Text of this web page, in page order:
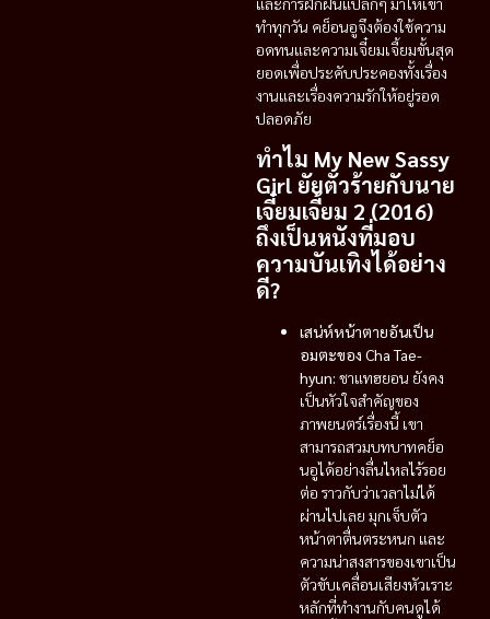
ทำทุกวัน คย็อนอูจึงต้องใช้ความ
อดทนและความเจี๋ยมเจี้ยมขั้นสุด
ยอดเพื่อประคับประคองทั้งเรื่อง
งานและเรื่องความรักให้อยู่รอด
ปลอดภัย
ทำไม My New Sassy
Girl ยัยตัวร้ายกับนาย
เจี๋ยมเจี้ยม 2 (2016)
ถึงเป็นหนังที่มอบ
ความบันเทิงได้อย่าง
ดี?
เสน่ห์หน้าตายอันเป็น
อมตะของ Cha Tae-
hyun: ชาแทฮยอน ยังคง
เป็นหัวใจสำคัญของ
ภาพยนตร์เรื่องนี้ เขา
สามารถสวมบทบาทคย็อ
นอูได้อย่างลื่นไหลไร้รอย
ต่อ ราวกับว่าเวลาไม่ได้
ผ่านไปเลย มุกเจ็บตัว
หน้าตาตื่นตระหนก และ
ความน่าสงสารของเขาเป็น
ตัวขับเคลื่อนเสียงหัวเราะ
หลักที่ทำงานกับคนดูได้